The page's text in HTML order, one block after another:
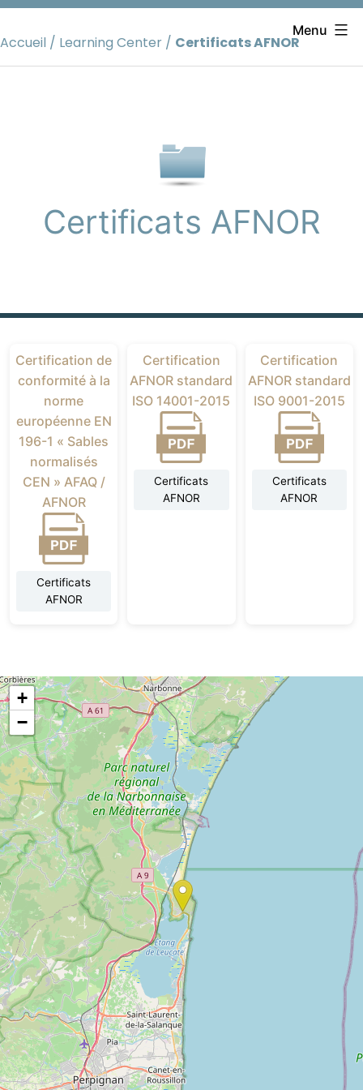
Aller
contenu
Menu
Accueil / Learning Center / Certificats AFNOR
Certificats AFNOR
Certification de
conformité à la
norme
européenne EN
196-1 « Sables
normalisés
CEN » AFAQ /
AFNOR
Certificats
AFNOR
Certification
AFNOR standard
ISO 14001-2015
Certificats
AFNOR
Certification
AFNOR standard
ISO 9001-2015
Certificats
AFNOR
+
−